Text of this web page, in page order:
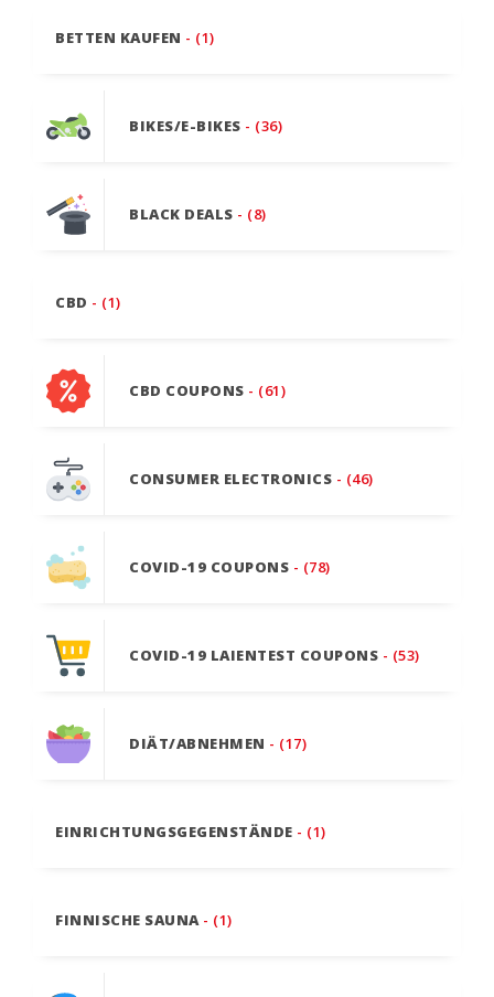
BETTEN KAUFEN - (1)
BIKES/E-BIKES - (36)
BLACK DEALS - (8)
CBD - (1)
CBD COUPONS - (61)
CONSUMER ELECTRONICS - (46)
COVID-19 COUPONS - (78)
COVID-19 LAIENTEST COUPONS - (53)
DIÄT/ABNEHMEN - (17)
EINRICHTUNGSGEGENSTÄNDE - (1)
FINNISCHE SAUNA - (1)